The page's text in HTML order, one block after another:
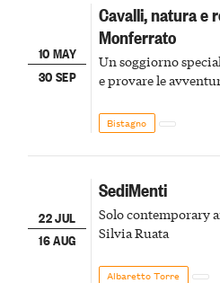
10 MAY
30 SEP
Cavalli, natura e
Monferrato
Un soggiorno
e provare le
Bistagno
22 JUL
16 AUG
SediMenti
Solo contemporary
Silvia Ruata
Albaretto Torre